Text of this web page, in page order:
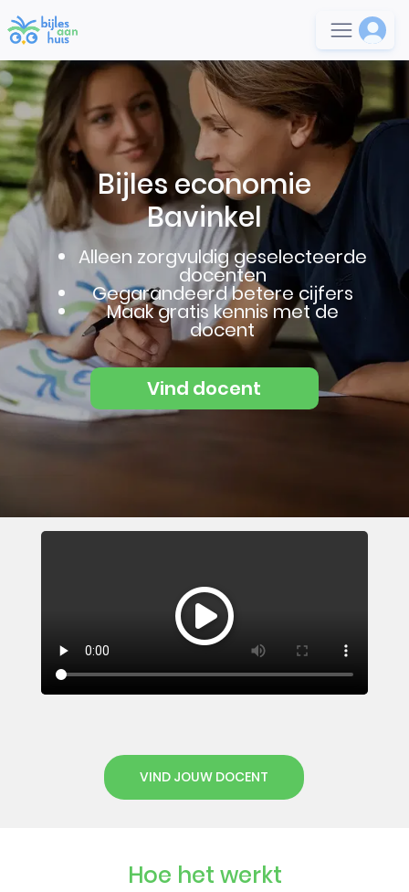
Bijles economie
Bavinkel
Alleen zorgvuldig geselecteerde
docenten
Gegarandeerd betere cijfers
Maak gratis kennis met de
docent
Vind docent
VIND JOUW DOCENT
Hoe het werkt